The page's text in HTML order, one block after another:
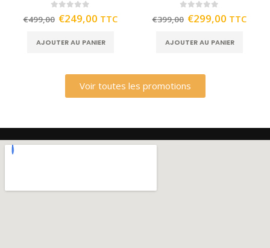
out of 5
€499,00 €249,00 TTC
AJOUTER AU PANIER
out of 5
€399,00 €299,00 TTC
AJOUTER AU PANIER
Voir toutes les promotions